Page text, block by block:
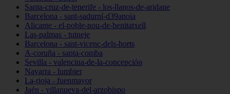
Santa-cruz-de-tenerife - los-llanos-de-aridane
Barcelona - sant-sadurní-d39anoia
Alicante - el-poble-nou-de-benitatxell
Las-palmas - tuineje
Barcelona - sant-vicenç-dels-horts
A-coruña - santa-comba
Sevilla - valencina-de-la-concepción
Navarra - lumbier
La-rioja - fuenmayor
Jaén - villanueva-del-arzobispo